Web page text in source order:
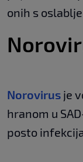
onih s
Norovirus je
hranom u
posto